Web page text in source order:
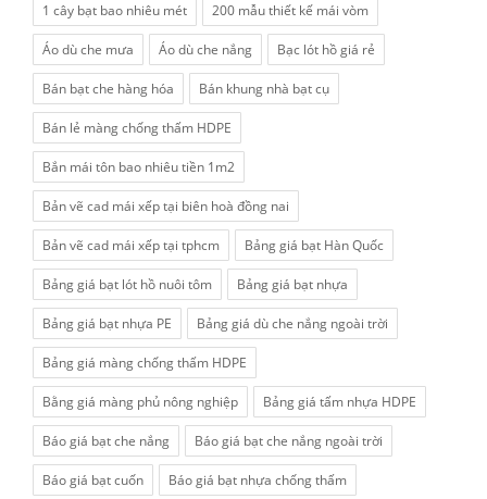
1 cây bạt bao nhiêu mét 200 mẫu thiết kế mái vòm
Áo dù che mưa Áo dù che nắng Bạc lót hồ giá rẻ
Bán bạt che hàng hóa Bán khung nhà bạt cụ
Bán lẻ màng chống thấm HDPE
Bắn mái tôn bao nhiêu tiền 1m2
Bản vẽ cad mái xếp tại biên hoà đồng nai
Bản vẽ cad mái xếp tại tphcm Bảng giá bạt Hàn Quốc
Bảng giá bạt lót hồ nuôi tôm Bảng giá bạt nhựa
Bảng giá bạt nhựa PE Bảng giá dù che nắng ngoài trời
Bảng giá màng chống thấm HDPE
Bằng giá màng phủ nông nghiệp Bảng giá tấm nhựa HDPE
Báo giá bạt che nắng Báo giá bạt che nắng ngoài trời
Báo giá bạt cuốn Báo giá bạt nhựa chống thấm